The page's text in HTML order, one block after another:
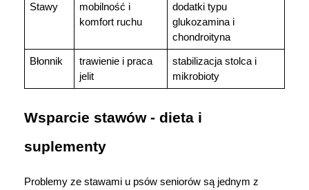
Stawy
mobilność i
komfort ruchu
dodatki typu
glukozamina i
chondroityna
Błonnik
trawienie i praca
jelit
stabilizacja stolca i
mikrobioty
Wsparcie stawów - dieta i
suplementy
Problemy ze stawami u psów seniorów są jednym z